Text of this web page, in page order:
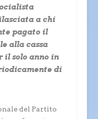
a chi
pagato il
alla cassa
il solo anno in
di
del Partito